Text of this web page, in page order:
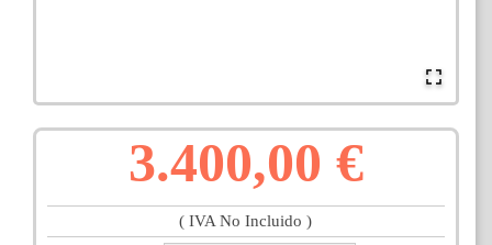
3.400,00 €
( IVA No Incluido )